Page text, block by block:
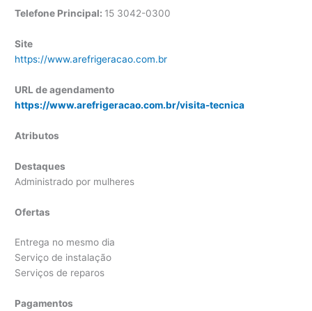
Telefone Principal: 15 3042-0300
Site
https://www.arefrigeracao.com.br
URL de agendamento
https://www.arefrigeracao.com.br/visita-tecnica
Atributos
Destaques
Administrado por mulheres
Ofertas
Entrega no mesmo dia
Serviço de instalação
Serviços de reparos
Pagamentos